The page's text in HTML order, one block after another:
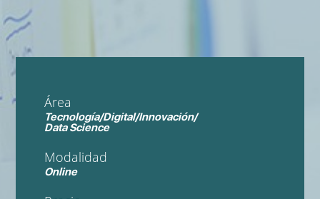
Área
Tecnología/Digital/Innovación/
Data Science
Modalidad
Online